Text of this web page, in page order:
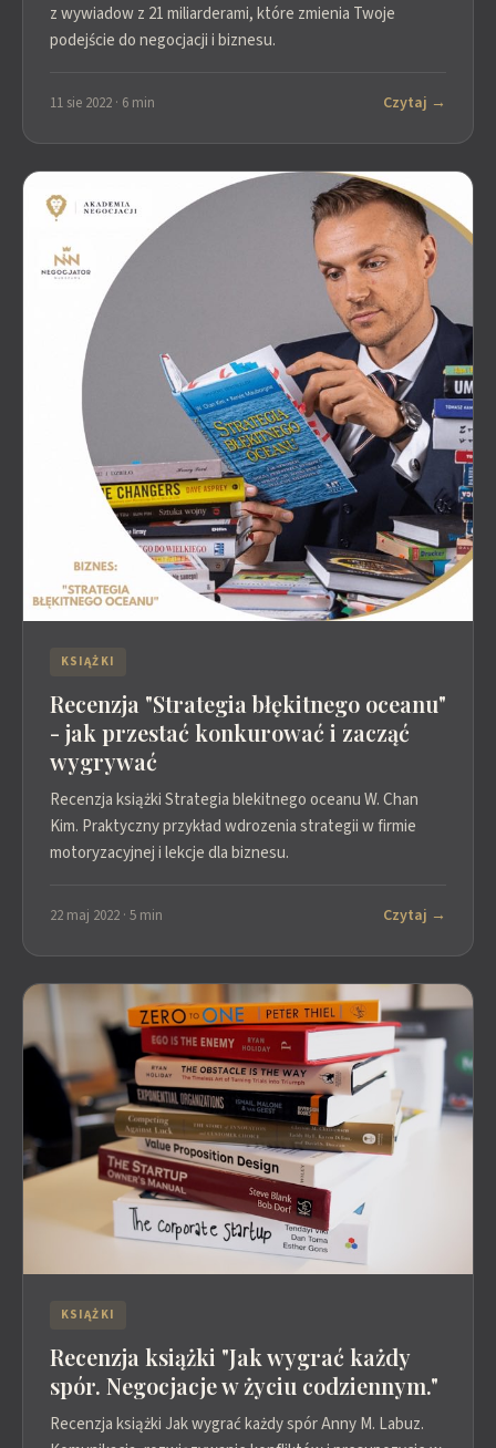
z wywiadow z 21 miliarderami, które zmienia Twoje
podejście do negocjacji i biznesu.
11 sie 2022 · 6 min Czytaj →
KSIĄŻKI
Recenzja "Strategia błękitnego oceanu"
- jak przestać konkurować i zacząć
wygrywać
Recenzja książki Strategia blekitnego oceanu W. Chan
Kim. Praktyczny przykład wdrozenia strategii w firmie
motoryzacyjnej i lekcje dla biznesu.
22 maj 2022 · 5 min Czytaj →
KSIĄŻKI
Recenzja książki "Jak wygrać każdy
spór. Negocjacje w życiu codziennym."
Recenzja książki Jak wygrać każdy spór Anny M. Labuz.